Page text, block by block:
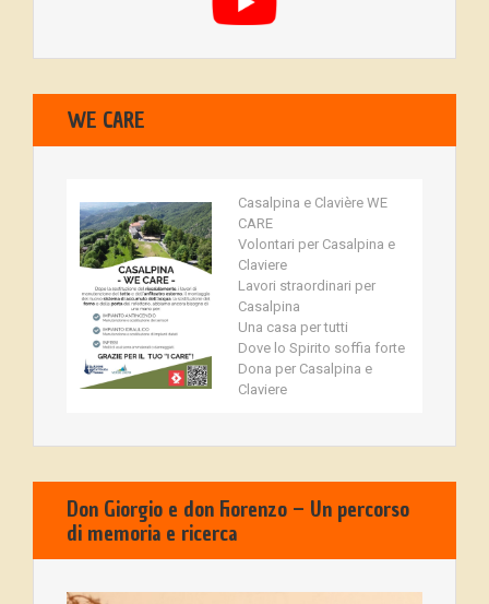
WE CARE
Casalpina e Clavière WE
CARE
Volontari per Casalpina e
Claviere
Lavori straordinari per
Casalpina
Una casa per tutti
Dove lo Spirito soffia forte
Dona per Casalpina e
Claviere
Don Giorgio e don Fiorenzo – Un percorso
di memoria e ricerca